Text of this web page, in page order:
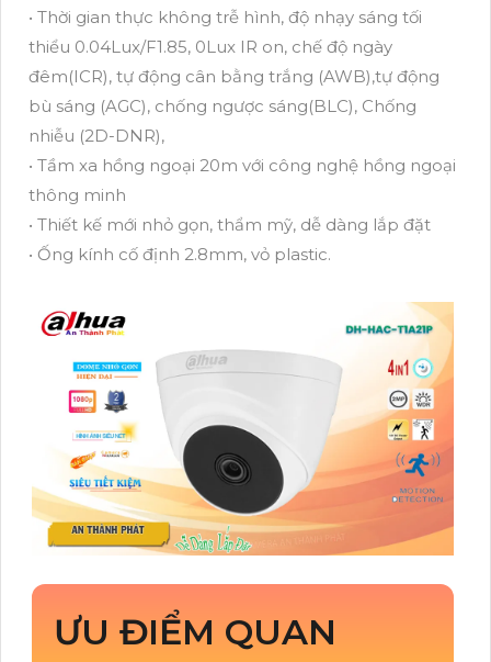
• Thời gian thực không trễ hình, độ nhạy sáng tối
thiểu 0.04Lux/F1.85, 0Lux IR on, chế độ ngày
đêm(ICR), tự động cân bằng trắng (AWB),tự động
bù sáng (AGC), chống ngược sáng(BLC), Chống
nhiễu (2D-DNR),
• Tầm xa hồng ngoại 20m với công nghệ hồng ngoại
thông minh
• Thiết kế mới nhỏ gọn, thẩm mỹ, dễ dàng lắp đặt
• Ống kính cố định 2.8mm, vỏ plastic.
ƯU ĐIỂM QUAN